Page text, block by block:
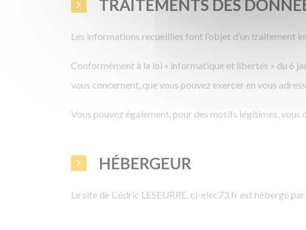
TRAITEMENTS DES
Les informations recueillies font l’objet d’un traitement
Conformément à la loi « informatique et libertés » du 6
vous concernent, que vous pouvez exercer en vous
Vous pouvez également, pour des motifs légitimes,
HÉBERGEUR
Le site de Cédric LESEURRE, cl-elec73.fr est hébergé